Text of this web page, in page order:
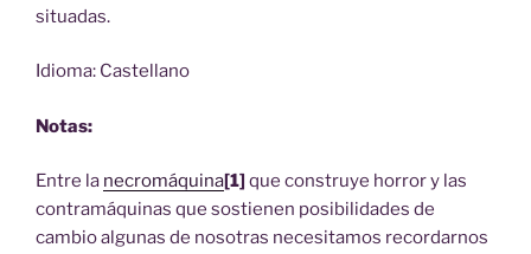
situadas.
Idioma: Castellano
Notas:
Entre la necromáquina[1] que construye horror y las
contramáquinas que sostienen posibilidades de
cambio algunas de nosotras necesitamos recordarnos